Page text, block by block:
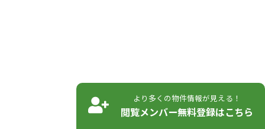
より多くの物件情報が見える！
閲覧メンバー無料登録はこちら